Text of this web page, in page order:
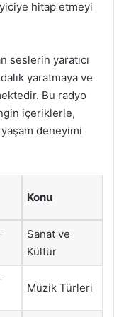
hitap etmeyi
seslerin yaratıcı
yaratmaya ve
Bu radyo
içeriklerle,
deneyimi
Konu
Sanat ve
Kültür
Müzik Türleri